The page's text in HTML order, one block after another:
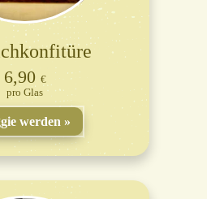
6,90 €
Glas
werden